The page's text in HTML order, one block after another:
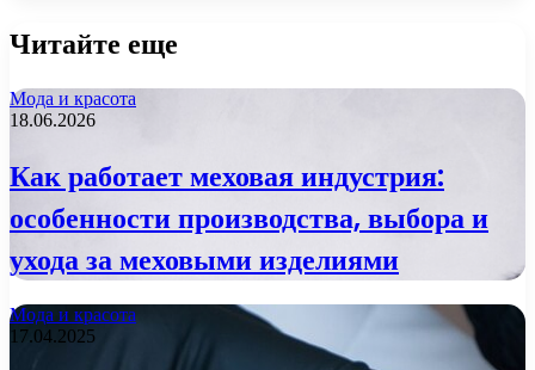
Читайте еще
Мода и красота
18.06.2026
Как работает меховая индустрия:
особенности производства, выбора и
ухода за меховыми изделиями
Мода и красота
17.04.2025